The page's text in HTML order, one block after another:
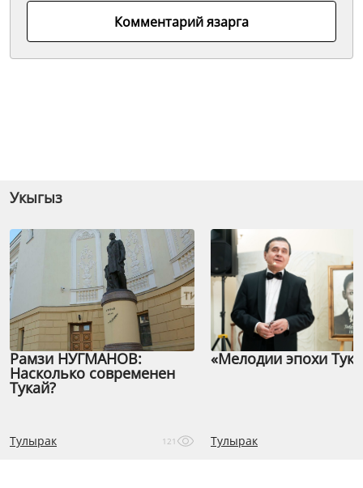
Комментарий язарга
Укыгыз
Рамзи НУГМАНОВ:
Насколько современен
Тукай?
Тулырак 121
«Мелодии эпохи
Тулырак